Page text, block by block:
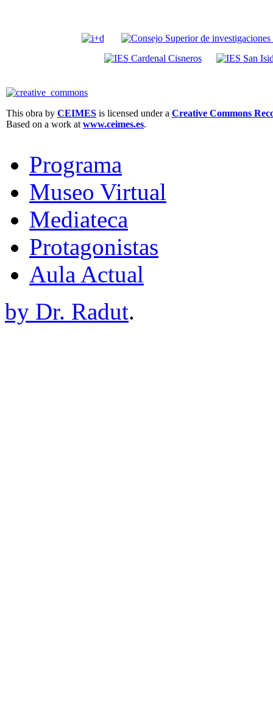
This obra by CEIMES is licensed under a Creative Commons
Based on a work at www.ceimes.es.
Programa
Museo Virtual
Mediateca
Protagonistas
Aula Actual
by Dr. Radut.